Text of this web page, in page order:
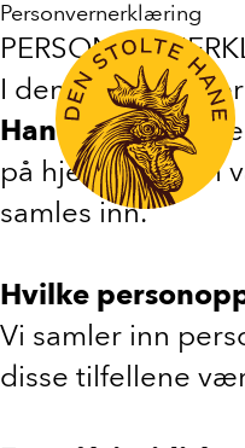
Personvernerklæring
I denne
Hane”, “vi,” “oss ”
på hjemmesiden
samles inn.
Hvilke
Vi samler inn
disse tilfellene